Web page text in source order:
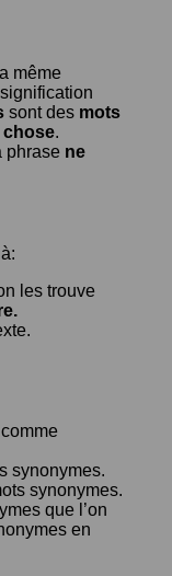
même
sont des mots
chose.
phrase ne
les trouve
synonymes.
synonymes.
que l’on
en